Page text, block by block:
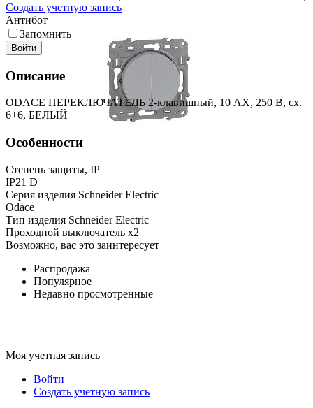
Создать учетную запись
Антибот
Запомнить
Войти
Описание
ODACE ПЕРЕКЛЮЧАТЕЛЬ 2-клавишный, 10 АХ, 250 В, сх.
6+6, БЕЛЫЙ
Особенности
Степень защиты, IP
IP21 D
Серия изделия Schneider Electric
Odace
Тип изделия Schneider Electric
Проходной выключатель x2
Возможно, вас это заинтересует
Распродажа
Популярное
Недавно просмотренные
Моя учетная запись
Войти
Создать учетную запись